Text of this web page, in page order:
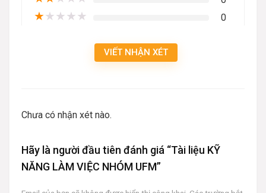
★★★★★ 0
VIẾT NHẬN XÉT
Chưa có nhận xét nào.
Hãy là người đầu tiên đánh giá “Tài liệu KỸ
NĂNG LÀM VIỆC NHÓM UFM”